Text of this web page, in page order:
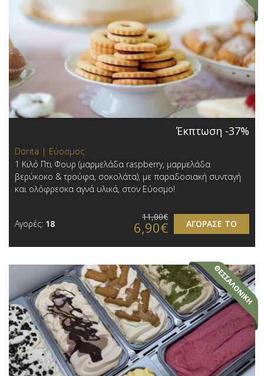
Έκπτωση -37%
Dorita | Εύοσμος
1 Κιλό Πτι Φουρ (μαρμελάδα raspberry, μαρμελάδα
βερύκοκο & τρούφα, σοκολάτα), με παραδοσιακή συνταγή
και ολόφρεσκα αγνά υλικά, στον Εύοσμο!
Αγορές: 18 ΑΓΟΡΑΣΕ ΤΟ
11,00€
6,90€